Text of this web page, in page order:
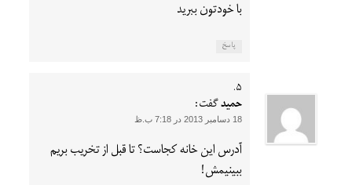
با خودتون ببرید
پاسخ
حميدگفت:
18 دسامبر 2013 در 7:18 ب.ظ
آدرس این خانه کجاست؟ تا قبل از تخریب بریم
ببینیمش!